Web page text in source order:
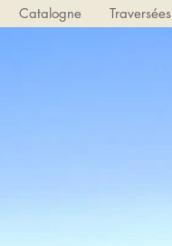
Catalogne Traversées